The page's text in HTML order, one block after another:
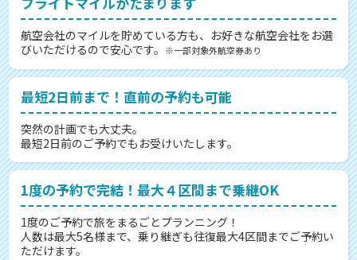
航空会社のマイルを貯めている方も、お好きな航空会社をお選
びいただけるので安心です。
※一部対象外航空券あり
最短2日前まで！直前の予約も可能
突然の計画でも大丈夫。
最短2日前のご予約でもお受けいたします。
1度の予約で完結！最大４区間まで乗継OK
1度のご予約で旅をまるごとプランニング！
人数は最大5名様まで、乗り継ぎも往復最大4区間までご予約い
ただけます。